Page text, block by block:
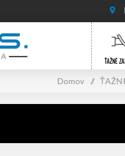
ŤAŽNÉ
Domov /